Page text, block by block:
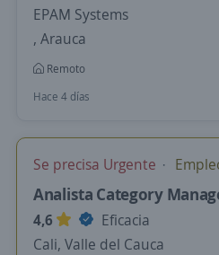
EPAM Systems
, Arauca
Remoto
Hace 4 días
Se precisa Urgente
Analista Category
4,6
Eficacia
Cali, Valle del Cauca